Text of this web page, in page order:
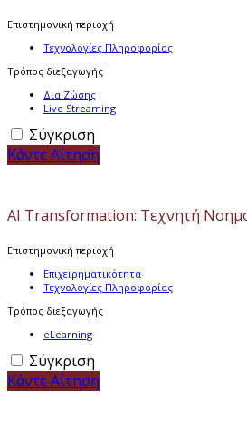
Επιστημονική περιοχή
Τεχνολογίες Πληροφορίας
Τρόπος διεξαγωγής
Δια Ζώσης
Live Streaming
Σύγκριση
Κάντε Αίτηση
AI Transformation: Τεχνητή
Επιστημονική περιοχή
Επιχειρηματικότητα
Τεχνολογίες Πληροφορίας
Τρόπος διεξαγωγής
eLearning
Σύγκριση
Κάντε Αίτηση